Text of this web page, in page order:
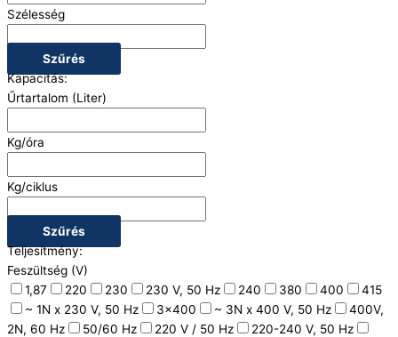
Szélesség
Szűrés
Kapacitás:
Űrtartalom (Liter)
Kg/óra
Kg/ciklus
Szűrés
Teljesítmény:
Feszültség (V)
1,87
220 230 230 V, 50 Hz 240 380 400
415
~ 1N x 230 V, 50 Hz
3x400 ~ 3N x 400 V, 50 Hz
400V,
2N, 60 Hz
50/60 Hz 220 V / 50 Hz
220-240 V, 50 Hz